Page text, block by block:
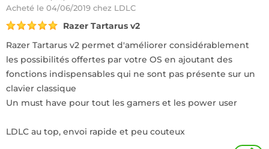
Acheté le 04/06/2019 chez LDLC
Razer Tartarus v2
Razer Tartarus v2 permet d'améliorer considérablement
les possibilités offertes par votre OS en ajoutant des
fonctions indispensables qui ne sont pas présente sur un
clavier classique
Un must have pour tout les gamers et les power user
LDLC au top, envoi rapide et peu couteux